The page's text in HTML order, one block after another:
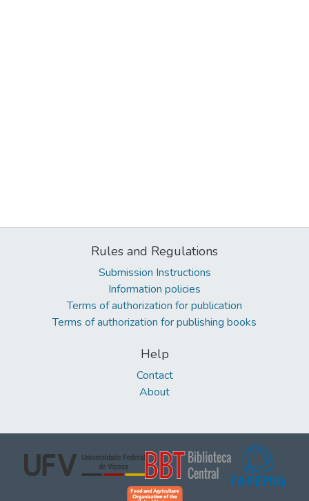
Rules and Regulations
Submission Instructions
Information policies
Terms of authorization for publication
Terms of authorization for publishing books
Help
Contact
About